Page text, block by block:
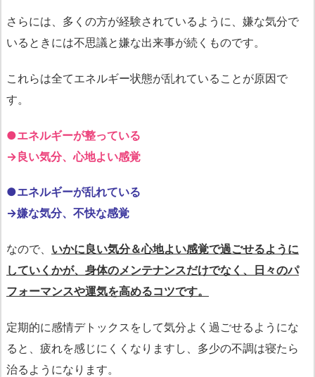
さらには、多くの方が経験されているように、嫌な気分で
いるときには不思議と嫌な出来事が続くものです。
これらは全てエネルギー状態が乱れていることが原因で
す。
●エネルギーが整っている
→良い気分、心地よい感覚
●エネルギーが乱れている
→嫌な気分、不快な感覚
なので、 いかに良い気分＆心地よい感覚で過ごせるように
していくかが、身体のメンテナンスだけでなく、日々のパ
フォーマンスや運気を高めるコツです。
定期的に感情デトックスをして気分よく過ごせるようにな
ると、疲れを感じにくくなりますし、多少の不調は寝たら
治るようになります。